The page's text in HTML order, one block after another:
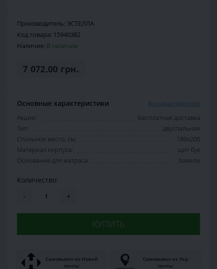
Производитель: ЭСТЕЛЛА
Код товара: 15940382
Наличие: В наличии
7 072.00 грн.
Основные характеристики Все характеристики
Акции:
Бесплатная доставка
Тип:
двуспальная
Спальное место, см:
180х200
Материал корпуса:
щит бук
Основание для матраса:
ламели
Количество:
- +
КУПИТЬ
Самовывоз из Новой
почты
Самовывоз из Укр
почты